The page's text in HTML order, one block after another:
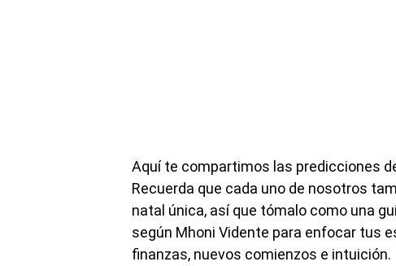
Aquí te compartimos las predicciones
Recuerda que cada uno de nosotros
natal única, así que tómalo como una
según Mhoni Vidente para enfocar tus
finanzas, nuevos comienzos e intuición.